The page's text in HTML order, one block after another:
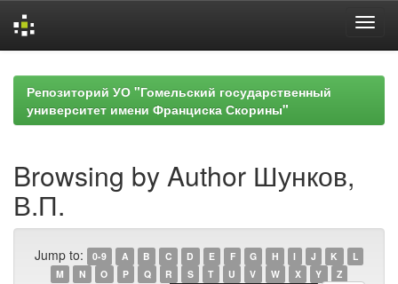
navigationРепозиторий УО "Гомельский государственный
университет имени Франциска Скорины"
Browsing by Author Шунков,
В.П.
Jump to: 0-9 A B C D E F G H I J K
L
M
N O P Q R S T U V W X Y Z